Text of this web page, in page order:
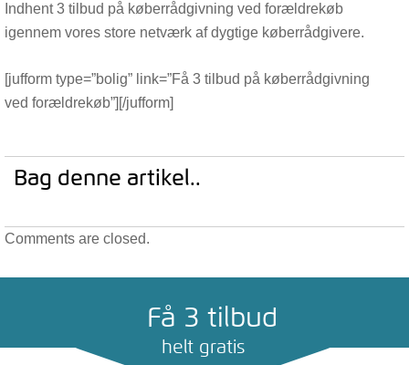
Indhent 3 tilbud på køberrådgivning ved forældrekøb
igennem vores store netværk af dygtige køberrådgivere.
[jufform type=”bolig” link=”Få 3 tilbud på køberrådgivning
ved forældrekøb”][/jufform]
Bag denne artikel..
Comments are closed.
Få 3 tilbud
helt gratis